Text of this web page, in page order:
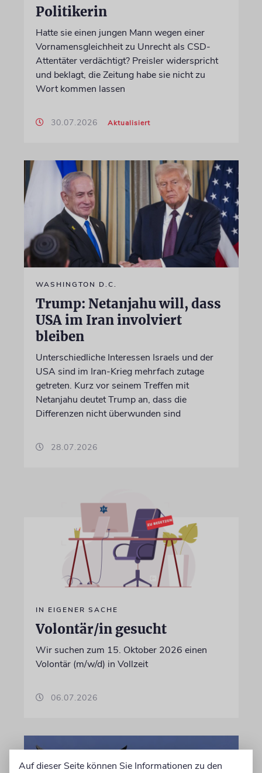
Politikerin
Hatte sie einen jungen Mann wegen einer
Vornamensgleichheit zu Unrecht als CSD-
Attentäter verdächtigt? Preisler widerspricht
und beklagt, die Zeitung habe sie nicht zu
Wort kommen lassen
30.07.2026 Aktualisiert
WASHINGTON D.C.
Trump: Netanjahu will, dass
USA im Iran involviert
bleiben
Unterschiedliche Interessen Israels und der
USA sind im Iran-Krieg mehrfach zutage
getreten. Kurz vor seinem Treffen mit
Netanjahu deutet Trump an, dass die
Differenzen nicht überwunden sind
28.07.2026
IN EIGENER SACHE
Volontär/in gesucht
Wir suchen zum 15. Oktober 2026 einen
Volontär (m/w/d) in Vollzeit
06.07.2026
Auf dieser Seite können Sie Informationen zu den